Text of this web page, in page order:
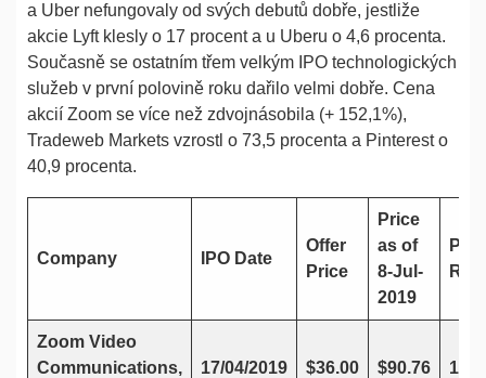
a Uber nefungovaly od svých debutů dobře, jestliže
akcie Lyft klesly o 17 procent a u Uberu o 4,6 procenta.
Současně se ostatním třem velkým IPO technologických
služeb v první polovině roku dařilo velmi dobře. Cena
akcií Zoom se více než zdvojnásobila (+ 152,1%),
Tradeweb Markets vzrostl o 73,5 procenta a Pinterest o
40,9 procenta.
Company IPO Date
Offer
Price
Price
as of
8-Jul-
2019
Zoom Video
Communications,
17/04/2019 $36.00 $90.76